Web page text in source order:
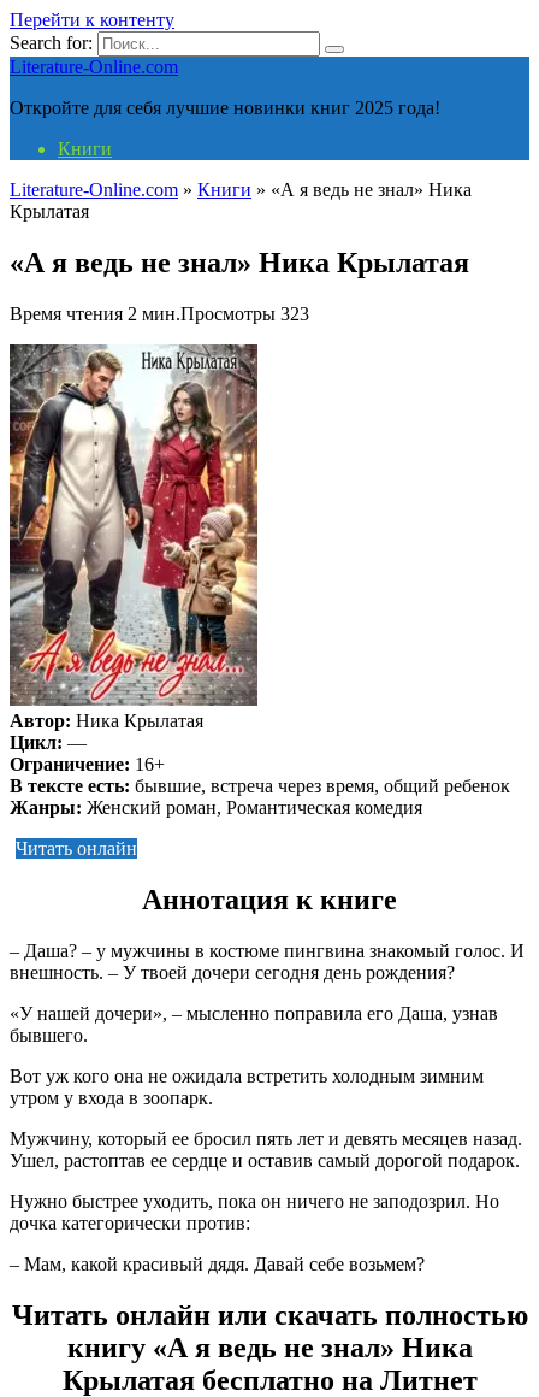
Перейти к контенту
Search for:
Literature-Online.com
Откройте для себя лучшие новинки книг 2025 года!
Книги
Literature-Online.com » Книги » «А я ведь не знал» Ника
Крылатая
«А я ведь не знал» Ника Крылатая
Время чтения 2 мин.Просмотры 323
Автор: Ника Крылатая
Цикл: —
Ограничение: 16+
В тексте есть: бывшие, встреча через время, общий ребенок
Жанры: Женский роман, Романтическая комедия
Читать онлайн
Аннотация к книге
– Даша? – у мужчины в костюме пингвина знакомый голос. И
внешность. – У твоей дочери сегодня день рождения?
«У нашей дочери», – мысленно поправила его Даша, узнав
бывшего.
Вот уж кого она не ожидала встретить холодным зимним
утром у входа в зоопарк.
Мужчину, который ее бросил пять лет и девять месяцев назад.
Ушел, растоптав ее сердце и оставив самый дорогой подарок.
Нужно быстрее уходить, пока он ничего не заподозрил. Но
дочка категорически против:
– Мам, какой красивый дядя. Давай себе возьмем?
Читать онлайн или скачать полностью
книгу «А я ведь не знал» Ника
Крылатая бесплатно на Литнет